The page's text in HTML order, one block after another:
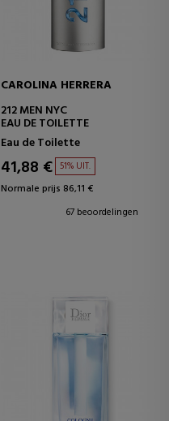
CAROLINA HERRERA
212 MEN NYC
EAU DE TOILETTE
Eau de Toilette
41,88 € 51% UIT.
Normale prijs 86,11 €
67 beoordelingen